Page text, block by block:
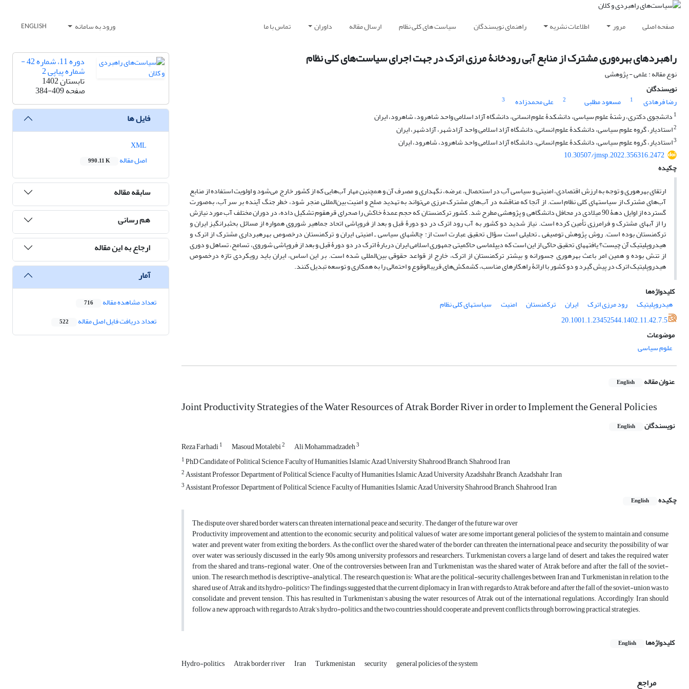
صفحه اصلی مرور اطلاعات نشریه راهنمای نویسندگان سیاست های کلی نظام ارسال مقاله داوران تماس با ما ورود به سامانه ENGLISH
راهبردهای بهره‌وری مشترک از منابع آبی رودخانۀ مرزی اترک در جهت اجرای سیاست‌های کلی نظام
نوع مقاله : علمی - پژوهشی
نویسندگان
رضا فرهادی
1 مسعود مطلبی 2 علی محمدزاده
3
1 دانشجوی دکتری، رشتۀ علوم سیاسی، دانشکدۀ علوم انسانی، دانشگاه آزاد اسلامی واحد شاهرود، شاهرود، ایران
2استادیار، گروه علوم سیاسی، دانشکدۀ علوم انسانی، دانشگاه آزاد اسلامی واحد آزادشهر، آزادشهر، ایران
3استادیار، گروه علوم سیاسی، دانشکدۀ علوم انسانی، دانشگاه آزاد اسلامی واحد شاهرود، شاهرود، ایران
10.30507/jmsp.2022.356316.2472
چکیده
ارتقای بهره‎وری و توجه به ارزش اقتصادی، امنیتی و سیاسی آب در استحصال، عرضه، نگهداری و مصرف آن و همچنین مهار آب‌هایی که از کشور خارج می‌شود و اولویت استفاده از منابع
آب‌های مشترک از سیاست‏های کلی نظام است. از آنجا که مناقشه در آب‌های مشترک مرزی می‌تواند به تهدید صلح و امنیت بین‌المللی منجر شود، خطر جنگ آینده بر سر آب، به‌صورت
گسترده از اوایل دهۀ 90 میلادی در محافل دانشگاهی و پژوهشی مطرح شد. کشور ترکمنستان که حجم عمدۀ خاکش را صحرای قره‏قوم تشکیل داده، در دوران مختلف آب مورد نیازش
را از آب‏های مشترک و فرامرزی تأمین کرده است. نیاز شدید دو کشور به آب رود اترک در دو دورۀ قبل و بعد از فروپاشی اتحاد جماهیر شوروی همواره از مسائل بحث‏برانگیز ایران و
ترکمنستان بوده است. روش پژوهش توصیفی ـ تحلیلی است سؤال تحقیق عبارت است از: چالش‏های سیاسی ـ امنیتی ایران و ترکمنستان درخصوص بهره‏برداری مشترک از اترک و
هیدروپلیتیک آن چیست؟ یافته‏های تحقیق حاکی از این است که دیپلماسی حاکمیتی جمهوری اسلامی ایران دربارۀ اترک در دو دورۀ قبل و بعد از فروپاشی شوروی، تسامح، تساهل و دوری
از تنش بوده و همین امر باعث بهره‏وری جسورانه و بیشتر ترکمنستان از اترک، خارج از قواعد حقوقی بین‌المللی شده است. بر این اساس، ایران باید رویکردی تازه درخصوص
هیدروپلیتیک اترک در پیش گیرد و دو کشور با ارائۀ راهکارهای مناسب، کشمکش‌های قریب‏الوقوع و احتمالی را به همکاری و توسعه تبدیل کنند.
کلیدواژه‌ها
هیدروپلیتیک
رود مرزی اترک ایران ترکمنستان امنیت
سیاست‏های کلی نظام
20.1001.1.23452544.1402.11.42.7.5
موضوعات
علوم سیاسی
عنوان مقاله English
Joint Productivity Strategies of the Water Resources of Atrak Border River in order to Implement the General Policies
نویسندگان English
Reza Farhadi1 Masoud Motalebi2 Ali Mohammadzadeh3
1PhD Candidate of Political Science, Faculty of Humanities, Islamic Azad University Shahrood Branch, Shahrood, Iran
2Assistant Professor, Department of Political Science, Faculty of Humanities, Islamic Azad University Azadshahr Branch, Azadshahr, Iran
3Assistant Professor, Department of Political Science, Faculty of Humanities, Islamic Azad University Shahrood Branch, Shahrood, Iran
چکیده
English
The dispute over shared border waters can threaten international peace and security. The danger of the future war over
Productivity improvement and attention to the economic, security, and political values of water are some important general policies of the system to maintain and consume
water, and prevent water from exiting the borders. As the conflict over the shared water of the border can threaten the international peace and security, the possibility of war
over water was seriously discussed in the early 90s among university professors and researchers. Turkmenistan covers a large land of desert, and takes the required water
from the shared and trans-regional water. One of the controversies between Iran and Turkmenistan was the shared water of Atrak before and after the fall of the soviet-
union. The research method is descriptive-analytical. The research question is: What are the political-security challenges between Iran and Turkmenistan in relation to the
shared use of Atrak and its hydro-politics? The findings suggested that the current diplomacy in Iran with regards to Atrak before and after the fall of the soviet-union was to
consolidate, and prevent tension. This has resulted in Turkmenistan’s abusing the water resources of Atrak out of the international regulations. Accordingly, Iran should
follow a new approach with regards to Atrak’s hydro-politics and the two countries should cooperate and prevent conflicts through borrowing practical strategies.
کلیدواژه‌ها English
Hydro-politics Atrak border river Iran Turkmenistan security general policies of the system
مراجع
دوره 11، شماره 42 -
شماره پیاپی 2
تابستان 1402
صفحه384-409
فایل ها
اصل مقاله
990.11 K
سابقه مقاله
هم رسانی
ارجاع به این مقاله
آمار
تعداد مشاهده مقاله 716
تعداد دریافت فایل اصل مقاله 522